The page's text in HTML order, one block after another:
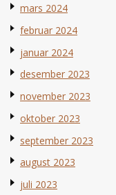
mars 2024
februar 2024
januar 2024
desember 2023
november 2023
oktober 2023
september 2023
august 2023
juli 2023